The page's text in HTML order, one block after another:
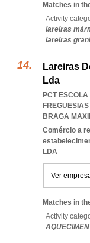
Matches in
Activity
lareiras
lareiras
Lareiras
Lda
PCT
BRAGA
Comércio a
LDA
Ver
Matches in
Activity